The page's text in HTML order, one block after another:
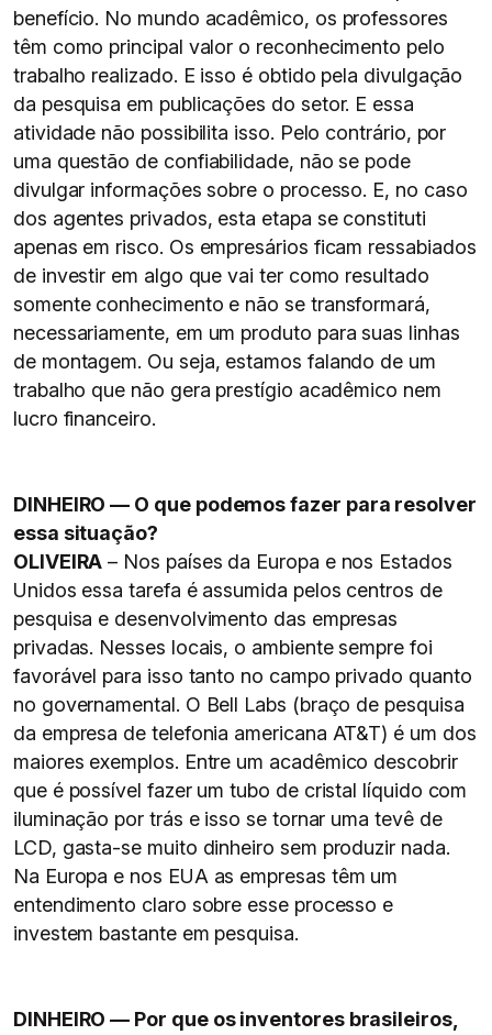
benefício. No mundo acadêmico, os professores
têm como principal valor o reconhecimento pelo
trabalho realizado. E isso é obtido pela divulgação
da pesquisa em publicações do setor. E essa
atividade não possibilita isso. Pelo contrário, por
uma questão de confiabilidade, não se pode
divulgar informações sobre o processo. E, no caso
dos agentes privados, esta etapa se constituti
apenas em risco. Os empresários ficam ressabiados
de investir em algo que vai ter como resultado
somente conhecimento e não se transformará,
necessariamente, em um produto para suas linhas
de montagem. Ou seja, estamos falando de um
trabalho que não gera prestígio acadêmico nem
lucro financeiro.
DINHEIRO — O que podemos fazer para resolver
essa situação?
OLIVEIRA – Nos países da Europa e nos Estados
Unidos essa tarefa é assumida pelos centros de
pesquisa e desenvolvimento das empresas
privadas. Nesses locais, o ambiente sempre foi
favorável para isso tanto no campo privado quanto
no governamental. O Bell Labs (braço de pesquisa
da empresa de telefonia americana AT&T) é um dos
maiores exemplos. Entre um acadêmico descobrir
que é possível fazer um tubo de cristal líquido com
iluminação por trás e isso se tornar uma tevê de
LCD, gasta-se muito dinheiro sem produzir nada.
Na Europa e nos EUA as empresas têm um
entendimento claro sobre esse processo e
investem bastante em pesquisa.
DINHEIRO — Por que os inventores brasileiros,